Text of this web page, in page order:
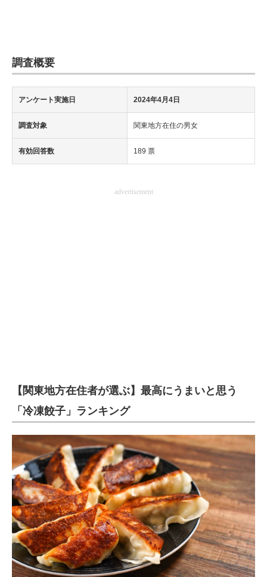
ちょっと気になるネットの話題
調査概要
アンケート実施日 2024年4月4日
調査対象 関東地方在住の男女
有効回答数 189 票
advertisement
【関東地方在住者が選ぶ】最高にうまいと思う
「冷凍餃子」ランキング